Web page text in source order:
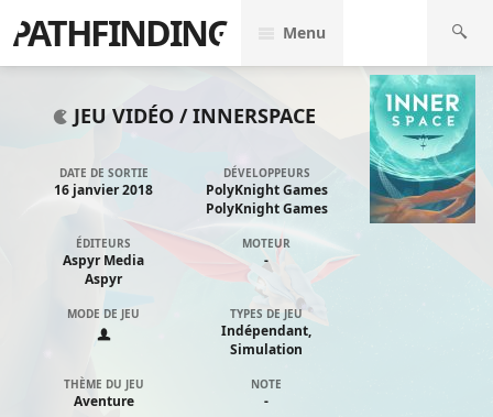
PATHFINDING Menu
JEU VIDÉO /INNERSPACE
DATE DE SORTIE
16 janvier 2018
DÉVELOPPEURS
PolyKnight Games
PolyKnight Games
ÉDITEURS
Aspyr Media
Aspyr
MOTEUR
-
MODE DE JEU TYPES DE JEU
Indépendant,
Simulation
THÈME DU JEU
Aventure
NOTE
-